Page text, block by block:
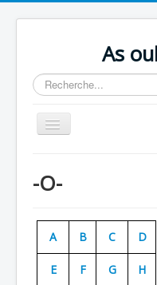
As
Rechercher
Basculer
la
Chronologie
Escadrilles
Organisation
Avions
-O-
A B C D
E F G H